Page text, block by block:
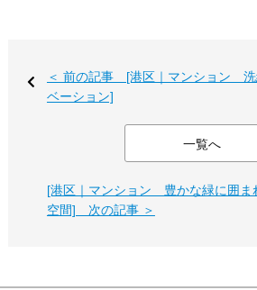
＜ 前の記事 [港区｜マンション 洗
ベーション]
一覧へ
[港区｜マンション 豊かな緑に囲ま
空間] 次の記事 ＞